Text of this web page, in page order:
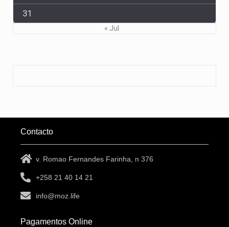
31
« Jul
Contacto
v. Romao Fernandes Farinha, n 376
+258 21 40 14 21
info@moz.life
Pagamentos Online